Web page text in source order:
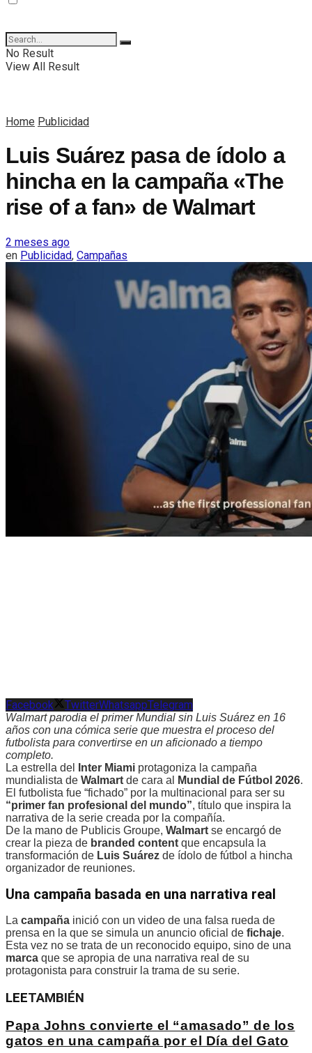
No Result
View All Result
Home Publicidad
Luis Suárez pasa de ídolo a
hincha en la campaña «The
rise of a fan» de Walmart
2 meses ago
en Publicidad, Campañas
Facebook TwitterWhatsappTelegram
Walmart parodia el primer Mundial sin Luis Suárez en 16
años con una cómica serie que muestra el proceso del
futbolista para convertirse en un aficionado a tiempo
completo.
La estrella del
Inter Miami protagoniza la campaña
mundialista de Walmart de cara al Mundial de Fútbol 2026.
El futbolista fue “fichado” por la multinacional para ser su
“primer fan profesional del mundo”, título que inspira la
narrativa de la serie creada por la compañía.
De la mano de Publicis Groupe, Walmart se encargó de
crear la pieza de branded content que encapsula la
transformación de Luis Suárez de ídolo de fútbol a hincha
organizador de reuniones.
Una campaña basada en una narrativa real
La campaña inició con un video de una falsa rueda de
prensa en la que se simula un anuncio oficial de fichaje.
Esta vez no se trata de un reconocido equipo, sino de una
marca que se apropia de una narrativa real de su
protagonista para construir la trama de su serie.
LEETAMBIÉN
Papa Johns convierte el “amasado” de los
gatos en una campaña por el Día del Gato